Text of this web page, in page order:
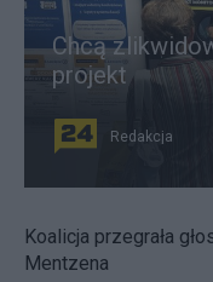
Chcą
projekt
Redakcja
Koalicja przegrała
Mentzena